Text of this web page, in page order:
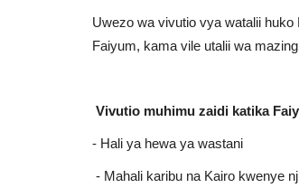
Uwezo wa vivutio vya watalii
Faiyum, kama vile utalii wa
Vivutio muhimu zaidi katika
- Hali ya hewa ya wastani
- Mahali karibu na Kairo kwenye